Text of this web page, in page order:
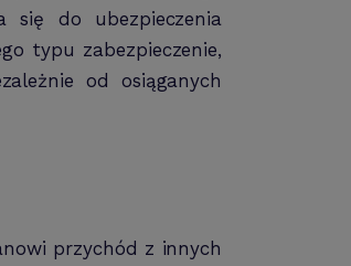
się do ubezpieczenia
typu zabezpieczenie,
od osiąganych
przychód z innych